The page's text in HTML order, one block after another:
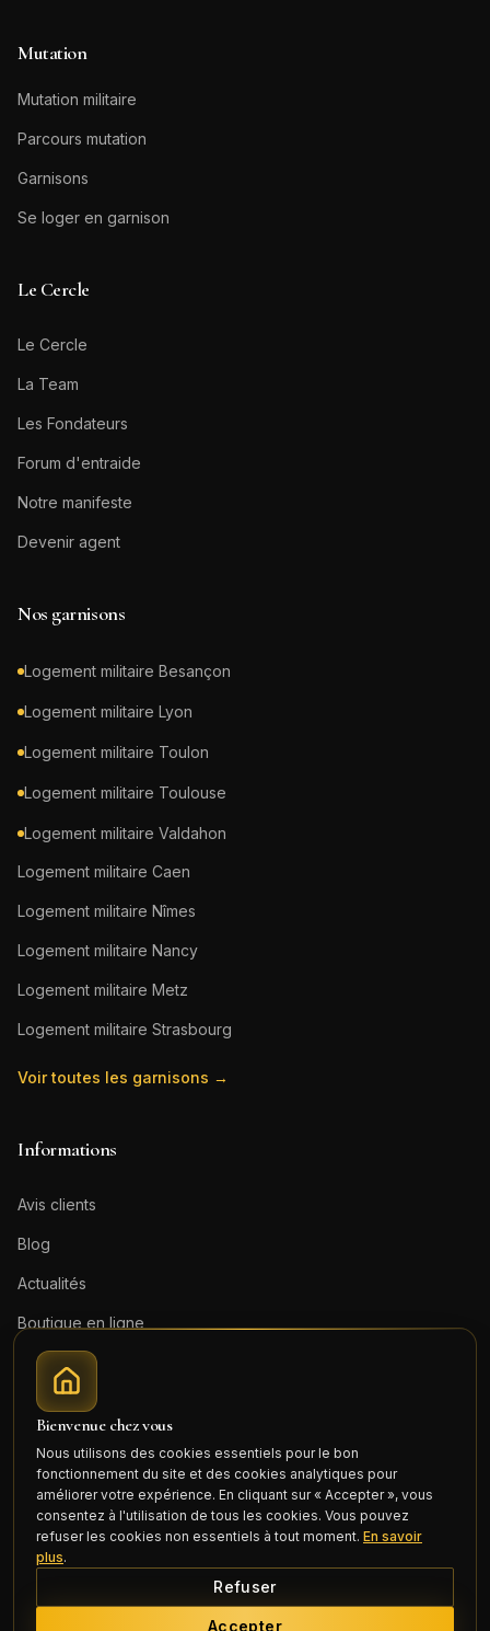
Mutation
Mutation militaire
Parcours mutation
Garnisons
Se loger en garnison
Le Cercle
Le Cercle
La Team
Les Fondateurs
Forum d'entraide
Notre manifeste
Devenir agent
Nos garnisons
Logement militaire Besançon
Logement militaire Lyon
Logement militaire Toulon
Logement militaire Toulouse
Logement militaire Valdahon
Logement militaire Caen
Logement militaire Nîmes
Logement militaire Nancy
Logement militaire Metz
Logement militaire Strasbourg
Voir toutes les garnisons →
Informations
Avis clients
Blog
Actualités
Boutique en ligne
Contact
Mentions légales
Connexion
Bienvenue chez vous
Nous utilisons des cookies essentiels pour le bon
fonctionnement du site et des cookies analytiques pour
améliorer votre expérience. En cliquant sur « Accepter », vous
consentez à l'utilisation de tous les cookies. Vous pouvez
refuser les cookies non essentiels à tout moment. En savoir
plus.
Refuser
Accepter